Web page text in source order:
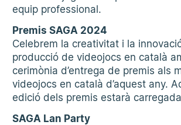
equip professional.
Premis SAGA 2024
Celebrem la creativitat i la
producció de videojocs en català
cerimònia d’entrega de premis als
videojocs en català d’aquest any.
edició dels premis estarà
SAGA Lan Party